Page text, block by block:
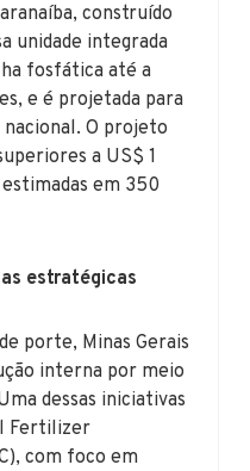
construído
unidade integrada
fosfática até a
e é projetada para
nacional. O projeto
a US$ 1
em 350
estratégicas
porte, Minas Gerais
interna por meio
dessas iniciativas
Fertilizer
com foco em